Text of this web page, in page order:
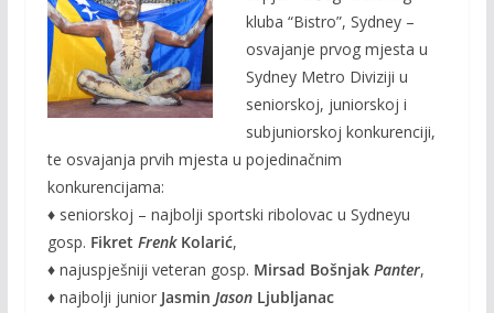
b
o
o
k
er l
Li
kluba “Bistro”, Sydney –
osvajanje prvog mjesta u
Sydney Metro Diviziji u
seniorskoj, juniorskoj i
subjuniorskoj konkurenciji,
te osvajanja prvih mjesta u pojedinačnim
konkurencijama:
♦ seniorskoj – najbolji sportski ribolovac u Sydneyu
gosp. Fikret FrenkKolarić,
♦ najuspješniji veteran gosp. Mirsad Bošnjak Panter,
♦ najbolji junior Jasmin JasonLjubljanac